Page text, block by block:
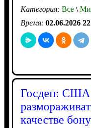
Категория: Все\
Время: 02.06.2026
Госдеп: США
качестве